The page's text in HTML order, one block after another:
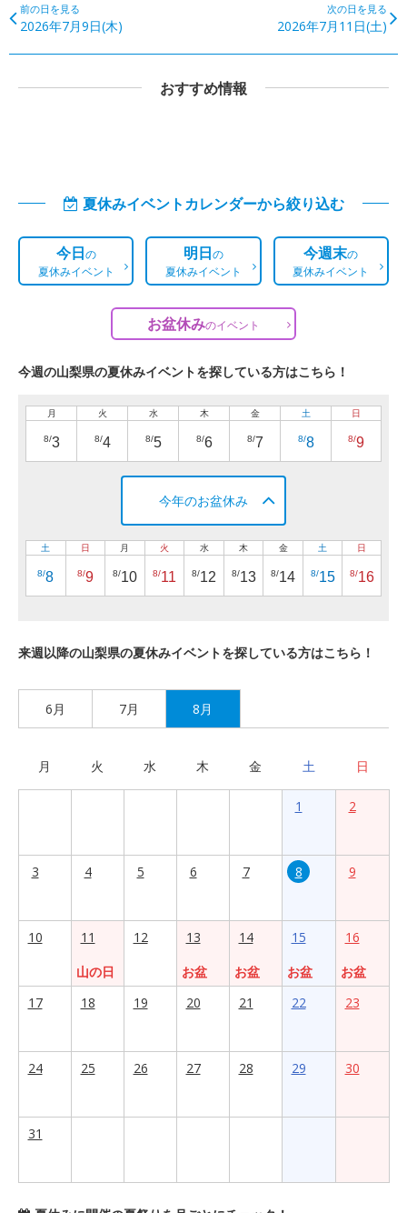
前の日を見る
2026年7月9日(木)
次の日を見る
2026年7月11日(土)
おすすめ情報
夏休みイベントカレンダーから絞り込む
今日の
夏休みイベント
明日の
夏休みイベント
今週末の
夏休みイベント
お盆休みのイベント
今週の山梨県の夏休みイベントを探している方はこちら！
月
8/3
火
8/4
水
8/5
木
8/6
金
8/7
土
8/8
日
8/9
今年のお盆休み
土
8/8
日
8/9
月
8/10
火
8/11
水
8/12
木
8/13
金
8/14
土
8/15
日
8/16
来週以降の山梨県の夏休みイベントを探している方はこちら！
6月 7月 8月
月 火 水 木 金 土 日
1 2
3 4 5 6 7 8 9
10
11
山の日
12
13
お盆
14
お盆
15
お盆
16
お盆
17
18 19 20 21 22 23
24 25 26 27 28 29 30
31